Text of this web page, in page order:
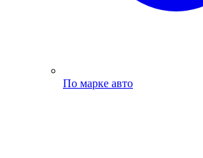
По марке авто